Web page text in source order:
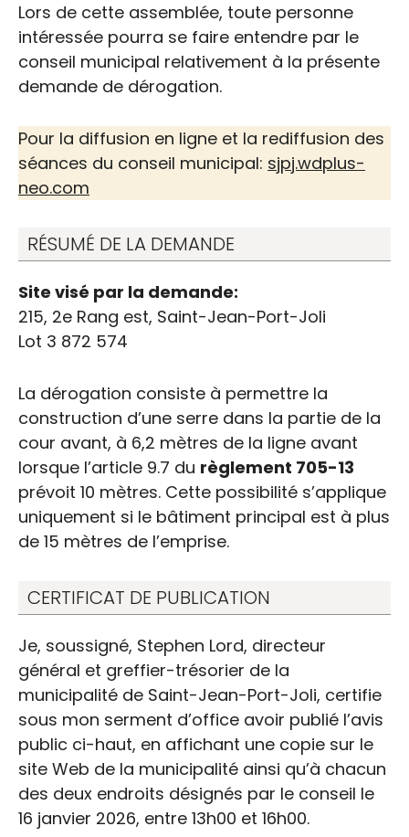
Demandes de dérogation
mineure
Lors de cette assemblée, toute personne
intéressée pourra se faire entendre par le
conseil municipal relativement à la présente
demande de dérogation.
Pour la diffusion en ligne et la rediffusion des
séances du conseil municipal: sjpj.wdplus-
neo.com
RÉSUMÉ DE LA DEMANDE
Site visé par la demande:
215, 2e Rang est, Saint-Jean-Port-Joli
Lot 3 872 574
La dérogation consiste à permettre la
construction d’une serre dans la partie de la
cour avant, à 6,2 mètres de la ligne avant
lorsque l’article 9.7 du règlement 705-13
prévoit 10 mètres. Cette possibilité s’applique
uniquement si le bâtiment principal est à plus
de 15 mètres de l’emprise.
CERTIFICAT DE PUBLICATION
Je, soussigné, Stephen Lord, directeur
général et greffier-trésorier de la
municipalité de Saint-Jean-Port-Joli, certifie
sous mon serment d’office avoir publié l’avis
public ci-haut, en affichant une copie sur le
site Web de la municipalité ainsi qu’à chacun
des deux endroits désignés par le conseil le
16 janvier 2026, entre 13h00 et 16h00.